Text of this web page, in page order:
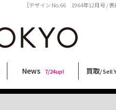
［デザイン No.66 1964年12月号 /
News 7/24up!
新着・おすすめ商品 9/7up!
フェア・イベント情報 7/24up!
お店からのお知らせ 6/1up!
買取/ Sell
買取ブロ
買取専用
古書 / 古
美術品の
出張買取
宅配買取
店頭買取
よくある